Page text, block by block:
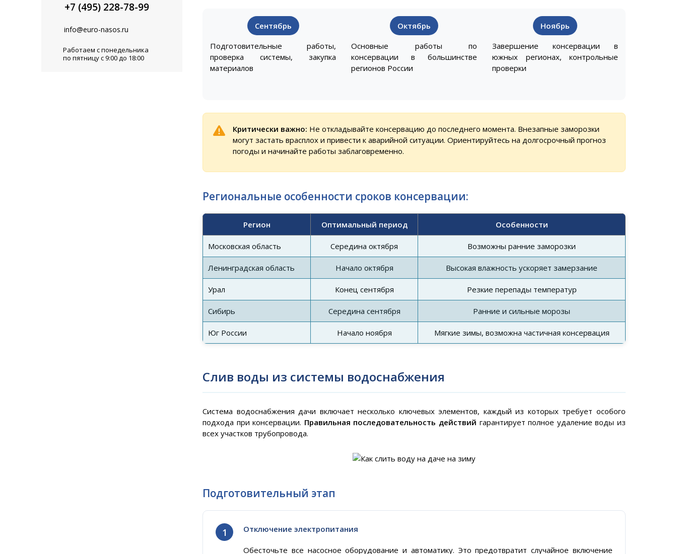
+7 (495) 228-78-99
info@euro-nasos.ru
Работаем с понедельника
по пятницу с 9:00 до 18:00
Сентябрь
Подготовительные работы,
проверка системы, закупка
материалов
Октябрь
Основные работы по
консервации в большинстве
регионов России
Ноябрь
Завершение консервации в
южных регионах, контрольные
проверки
Критически важно: Не откладывайте консервацию до последнего момента. Внезапные заморозки
могут застать врасплох и привести к аварийной ситуации. Ориентируйтесь на долгосрочный прогноз
погоды и начинайте работы заблаговременно.
Региональные особенности сроков консервации:
Регион Оптимальный период Особенности
Московская область Середина октября Возможны ранние заморозки
Ленинградская область Начало октября Высокая влажность ускоряет замерзание
Урал Конец сентября Резкие перепады температур
Сибирь Середина сентября Ранние и сильные морозы
Юг России Начало ноября Мягкие зимы, возможна частичная консервация
Слив воды из системы водоснабжения
Система водоснабжения дачи включает несколько ключевых элементов, каждый из которых требует особого
подхода при консервации. Правильная последовательность действий гарантирует полное удаление воды из
всех участков трубопровода.
Подготовительный этап
Отключение электропитания
Обесточьте все насосное оборудование и автоматику. Это предотвратит случайное включение